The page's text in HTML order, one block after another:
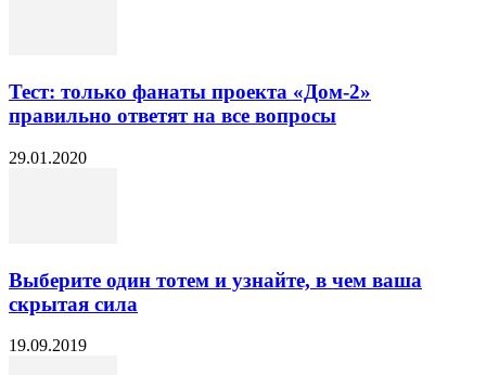
Тест: только фанаты проекта «Дом-2»
правильно ответят на все вопросы
29.01.2020
Выберите один тотем и узнайте, в чем ваша
скрытая сила
19.09.2019